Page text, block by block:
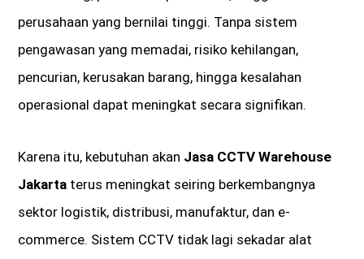
perusahaan yang bernilai tinggi. Tanpa sistem
pengawasan yang memadai, risiko kehilangan,
pencurian, kerusakan barang, hingga kesalahan
operasional dapat meningkat secara signifikan.
Karena itu, kebutuhan akan Jasa CCTV Warehouse
Jakarta terus meningkat seiring berkembangnya
sektor logistik, distribusi, manufaktur, dan e-
commerce. Sistem CCTV tidak lagi sekadar alat